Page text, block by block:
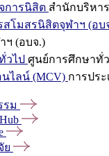
การนิสิต สำนักบริหา
สโมสรนิสิตจุฬาฯ (อบ
ฯ (อบจ.)
วไป ศูนย์การศึกษาทั่
ไลน์ (MCV) การปร
รม
Hub
ย